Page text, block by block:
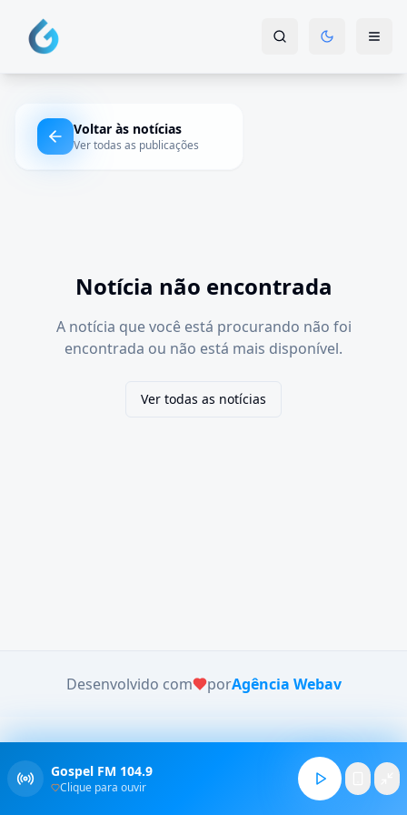
Voltar às notícias
Ver todas as publicações
Notícia não encontrada
A notícia que você está procurando não foi
encontrada ou não está mais disponível.
Ver todas as notícias
Desenvolvido com porAgência Webav
Gospel FM 104.9
Clique para ouvir